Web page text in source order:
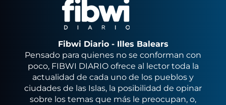
Fibwi Diario - Illes Balears
Pensado para quienes no se conforman con
poco, FIBWI DIARIO ofrece al lector toda la
actualidad de cada uno de los pueblos y
ciudades de las Islas, la posibilidad de opinar
sobre los temas que más le preocupan, o,